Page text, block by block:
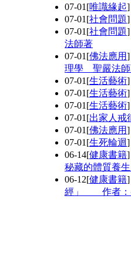
07-01 [唯識緣起
07-01 [社會問題
07-01 [社會問題
法師著
07-01 [佛法應用
理學 聖嚴法
07-01 [生活藝術
07-01 [生活藝術
07-01 [生活藝術
07-01 [出家人戒
07-01 [佛法應用
07-01 [生死輪迴
06-14[健康書籍
秘藏的體質養
06-12[健康書籍
經」 作者：